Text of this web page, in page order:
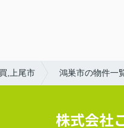
,上尾市 鴻巣市の物件一
株式会社